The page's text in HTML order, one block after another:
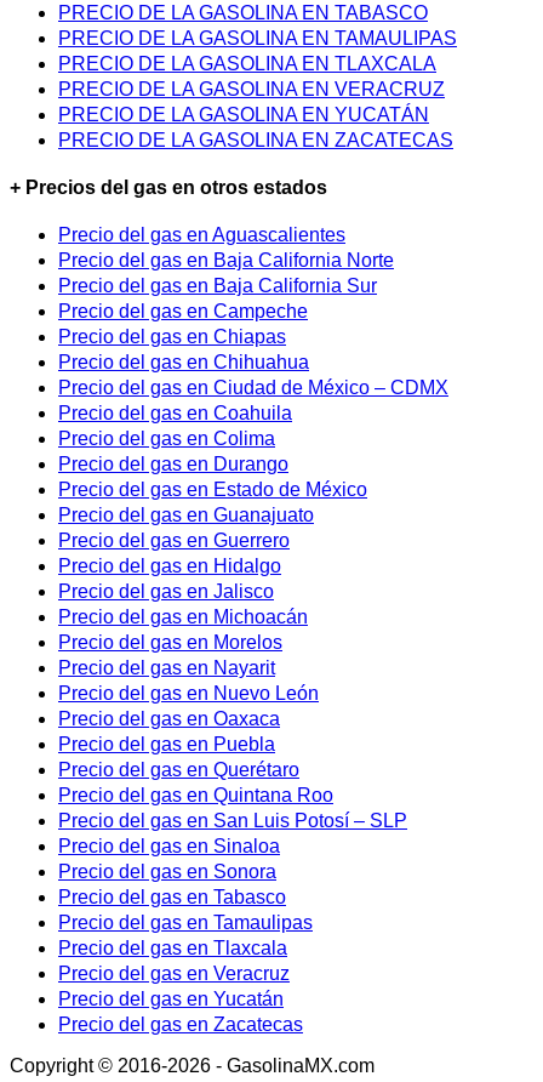
PRECIO DE LA GASOLINA EN TABASCO
PRECIO DE LA GASOLINA EN TAMAULIPAS
PRECIO DE LA GASOLINA EN TLAXCALA
PRECIO DE LA GASOLINA EN VERACRUZ
PRECIO DE LA GASOLINA EN YUCATÁN
PRECIO DE LA GASOLINA EN ZACATECAS
+ Precios del gas en otros estados
Precio del gas en Aguascalientes
Precio del gas en Baja California Norte
Precio del gas en Baja California Sur
Precio del gas en Campeche
Precio del gas en Chiapas
Precio del gas en Chihuahua
Precio del gas en Ciudad de México – CDMX
Precio del gas en Coahuila
Precio del gas en Colima
Precio del gas en Durango
Precio del gas en Estado de México
Precio del gas en Guanajuato
Precio del gas en Guerrero
Precio del gas en Hidalgo
Precio del gas en Jalisco
Precio del gas en Michoacán
Precio del gas en Morelos
Precio del gas en Nayarit
Precio del gas en Nuevo León
Precio del gas en Oaxaca
Precio del gas en Puebla
Precio del gas en Querétaro
Precio del gas en Quintana Roo
Precio del gas en San Luis Potosí – SLP
Precio del gas en Sinaloa
Precio del gas en Sonora
Precio del gas en Tabasco
Precio del gas en Tamaulipas
Precio del gas en Tlaxcala
Precio del gas en Veracruz
Precio del gas en Yucatán
Precio del gas en Zacatecas
Copyright © 2016-2026 - GasolinaMX.com